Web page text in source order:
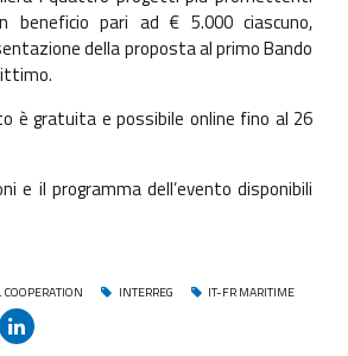
beneficio pari ad € 5.000 ciascuno,
della proposta al primo Bando
è gratuita e possibile online fino al 26
e il programma dell’evento disponibili
INTERREG IT-FR MARITIME